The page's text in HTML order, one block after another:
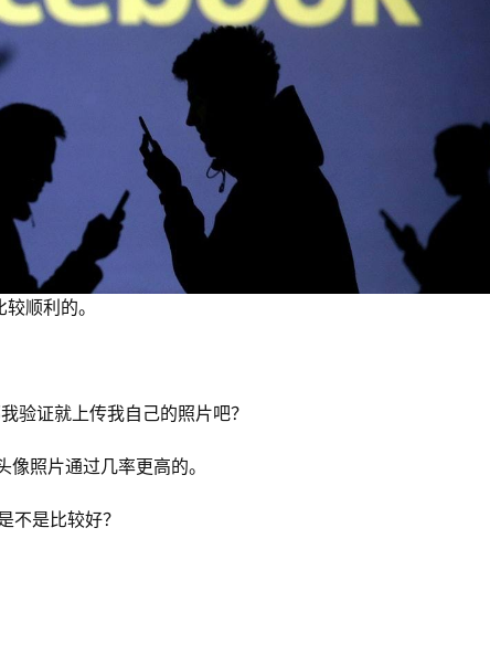
顺利的。
验证就上传我自己的照片吧？
照片通过几率更高的。
不是比较好？